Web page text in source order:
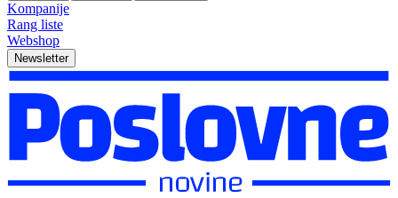
Kompanije
Rang liste
Webshop
Newsletter